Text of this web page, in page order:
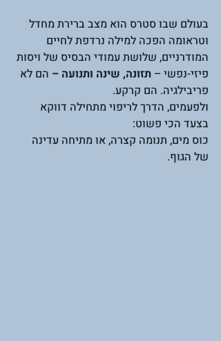
בעולם שבו סטרס הוא מצב ברירת מחדל
וטראומה הפכה למילה נרדפת לחיים
המודרניים, שלושת עמודי הבסיס של ויסות
פיזי-נפשי – תזונה, שינה ותנועה – הם לא
פריבילגיה. הם קרקע.
ולפעמים, הדרך לריפוי מתחילה דווקא
בצעד הכי פשוט:
כוס מים, תנומה קצרה, או מתיחה עדינה
של הגוף.